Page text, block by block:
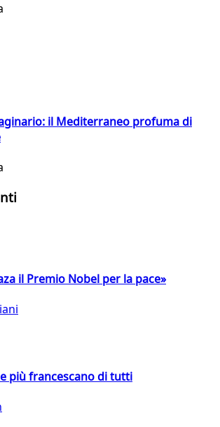
il Mediterraneo profuma di
il Premio Nobel per la pace»
più francescano di tutti